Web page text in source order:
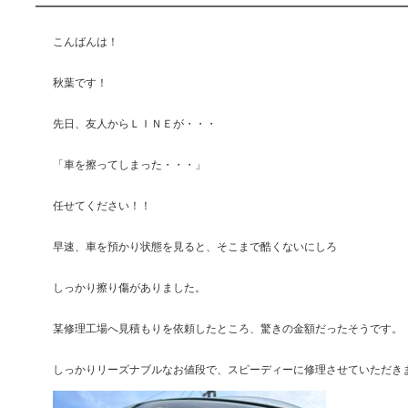
こんばんは！
秋葉です！
先日、友人からＬＩＮＥが・・・
「車を擦ってしまった・・・」
任せてください！！
早速、車を預かり状態を見ると、そこまで酷くないにしろ
しっかり擦り傷がありました。
某修理工場へ見積もりを依頼したところ、驚きの金額だったそうです。
しっかりリーズナブルなお値段で、スピーディーに修理させていただき